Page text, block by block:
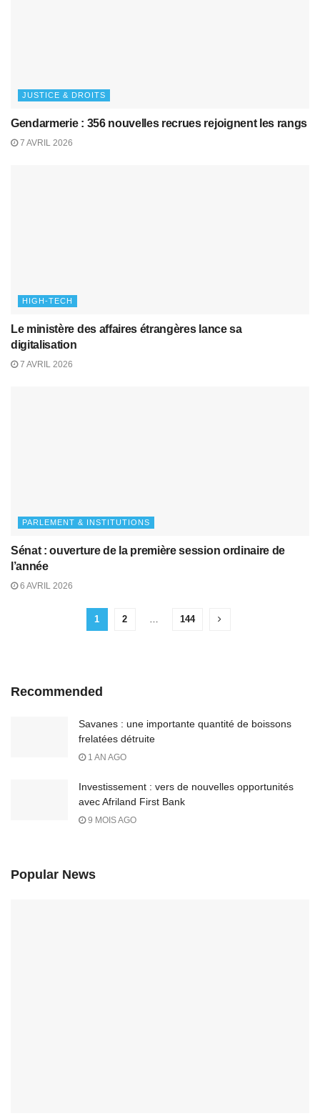
JUSTICE & DROITS
Gendarmerie : 356 nouvelles recrues rejoignent les rangs
7 AVRIL 2026
HIGH-TECH
Le ministère des affaires étrangères lance sa
digitalisation
7 AVRIL 2026
PARLEMENT & INSTITUTIONS
Sénat : ouverture de la première session ordinaire de
l’année
6 AVRIL 2026
1 2 … 144
Recommended
Savanes : une importante quantité de boissons
frelatées détruite
1 AN AGO
Investissement : vers de nouvelles opportunités
avec Afriland First Bank
9 MOIS AGO
Popular News